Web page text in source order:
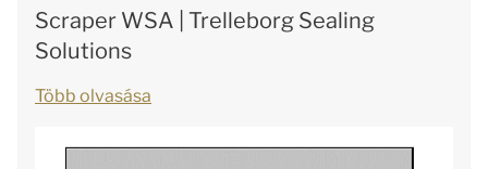
Scraper WSA | Trelleborg Sealing
Solutions
Több olvasása